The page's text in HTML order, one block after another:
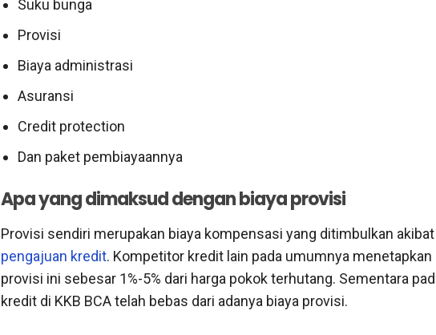
Suku bunga
Provisi
Biaya administrasi
Asuransi
Credit protection
Dan paket pembiayaannya
Apa yang dimaksud dengan biaya provisi
Provisi sendiri merupakan biaya kompensasi yang ditimbulkan akibat
pengajuan kredit. Kompetitor kredit lain pada umumnya menetapkan
provisi ini sebesar 1%-5% dari harga pokok terhutang. Sementara
kredit di KKB BCA telah bebas dari adanya biaya provisi.